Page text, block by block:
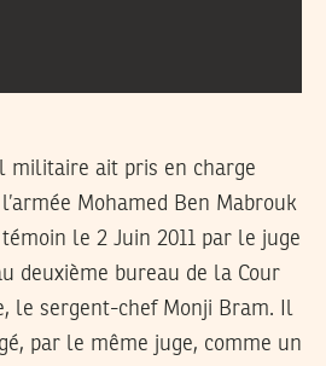
militaire ait pris en charge
Mohamed Ben Mabrouk
le 2 Juin 2011 par le juge
deuxième bureau de la Cour
le sergent-chef Monji Bram. Il
par le même juge, comme un